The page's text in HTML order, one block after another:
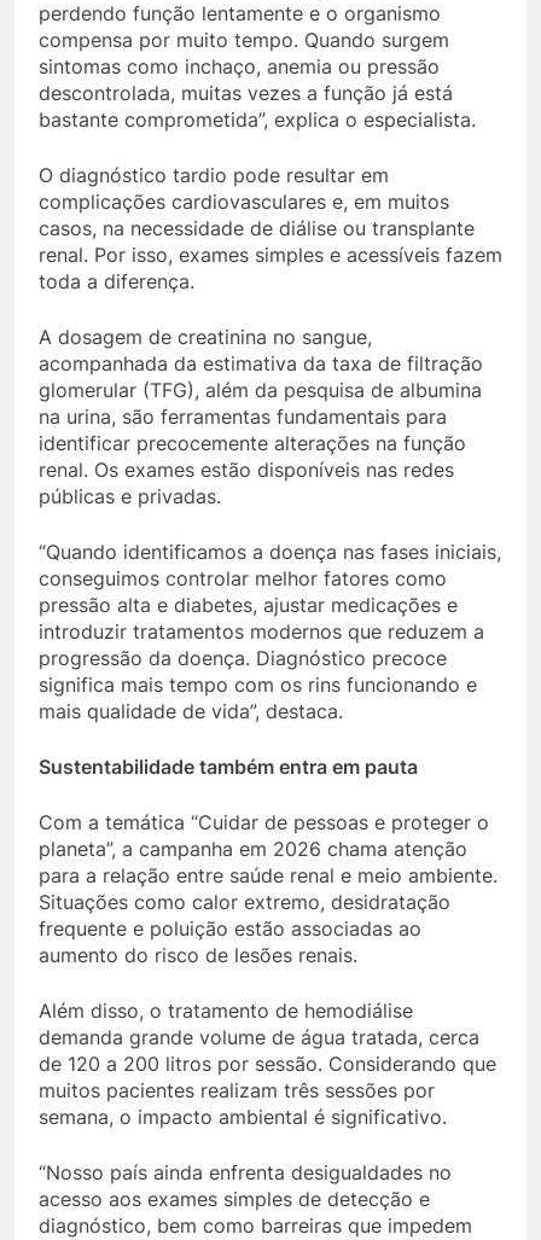
perdendo função lentamente e o organismo
compensa por muito tempo. Quando surgem
sintomas como inchaço, anemia ou pressão
descontrolada, muitas vezes a função já está
bastante comprometida”, explica o especialista.
O diagnóstico tardio pode resultar em
complicações cardiovasculares e, em muitos
casos, na necessidade de diálise ou transplante
renal. Por isso, exames simples e acessíveis fazem
toda a diferença.
A dosagem de creatinina no sangue,
acompanhada da estimativa da taxa de filtração
glomerular (TFG), além da pesquisa de albumina
na urina, são ferramentas fundamentais para
identificar precocemente alterações na função
renal. Os exames estão disponíveis nas redes
públicas e privadas.
“Quando identificamos a doença nas fases iniciais,
conseguimos controlar melhor fatores como
pressão alta e diabetes, ajustar medicações e
introduzir tratamentos modernos que reduzem a
progressão da doença. Diagnóstico precoce
significa mais tempo com os rins funcionando e
mais qualidade de vida”, destaca.
Sustentabilidade também entra em pauta
Com a temática “Cuidar de pessoas e proteger o
planeta”, a campanha em 2026 chama atenção
para a relação entre saúde renal e meio ambiente.
Situações como calor extremo, desidratação
frequente e poluição estão associadas ao
aumento do risco de lesões renais.
Além disso, o tratamento de hemodiálise
demanda grande volume de água tratada, cerca
de 120 a 200 litros por sessão. Considerando que
muitos pacientes realizam três sessões por
semana, o impacto ambiental é significativo.
“Nosso país ainda enfrenta desigualdades no
acesso aos exames simples de detecção e
diagnóstico, bem como barreiras que impedem